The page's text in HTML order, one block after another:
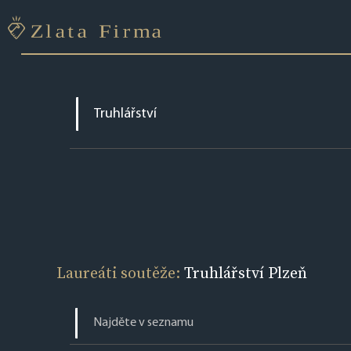
Laureáti soutěže: Truhlářství Plzeň